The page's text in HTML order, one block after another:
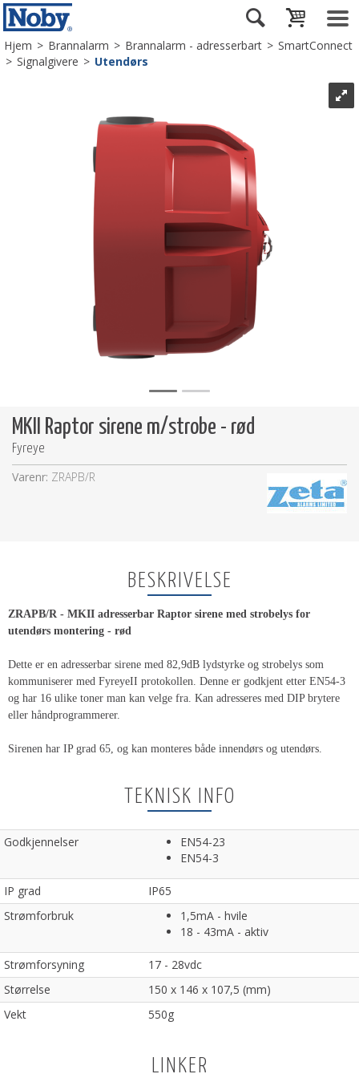
Hjem>Brannalarm>Brannalarm - adresserbart>SmartConnect
>Signalgivere>Utendørs
MKII Raptor sirene m/strobe - rød
Fyreye
Varenr: ZRAPB/R
BESKRIVELSE
ZRAPB/R - MKII adresserbar Raptor sirene med strobelys for
utendørs montering - rød
Dette er en adresserbar sirene med 82,9dB lydstyrke og strobelys som
kommuniserer med FyreyeII protokollen. Denne er godkjent etter EN54-3
og har 16 ulike toner man kan velge fra. Kan adresseres med DIP brytere
eller håndprogrammerer.
Sirenen har IP grad 65, og kan monteres både innendørs og utendørs.
TEKNISK INFO
Godkjennelser
EN54-23
EN54-3
IP grad
IP65
Strømforbruk
1,5mA - hvile
18 - 43mA - aktiv
Strømforsyning
17 - 28vdc
Størrelse
150 x 146 x 107,5 (mm)
Vekt
550g
LINKER